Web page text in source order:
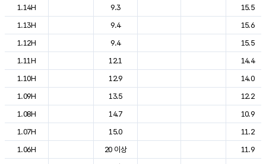
1.14H
9.3
15.5
1.13H
9.4
15.6
1.12H
9.4
15.5
1.11H
12.1
14.4
1.10H
12.9
14.0
1.09H
13.5
12.2
1.08H
14.7
10.9
1.07H
15.0
11.2
1.06H
20 이상
11.9